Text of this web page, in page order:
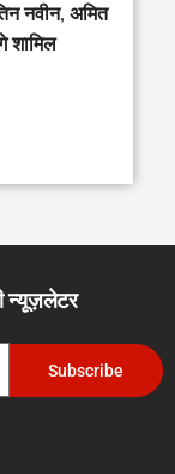
नवीन, अमित
शामिल
न्यूज़लेटर
Subscribe